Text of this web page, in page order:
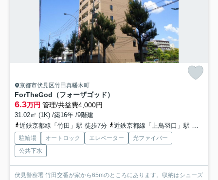
京都市伏見区竹田真幡木町
ForTheGod（フォーザゴッド）
6.3万円 管理/共益費4,000円
31.02㎡ (1K) /築16年 /9階建
近鉄京都線「竹田」駅 徒歩7分
近鉄京都線「上鳥羽口」駅 徒歩15分
駐輪場 オートロック エレベーター
光ファイバー
公共下水
伏見警察署 竹田交番が家から65mのところにあります。収納はシューズ